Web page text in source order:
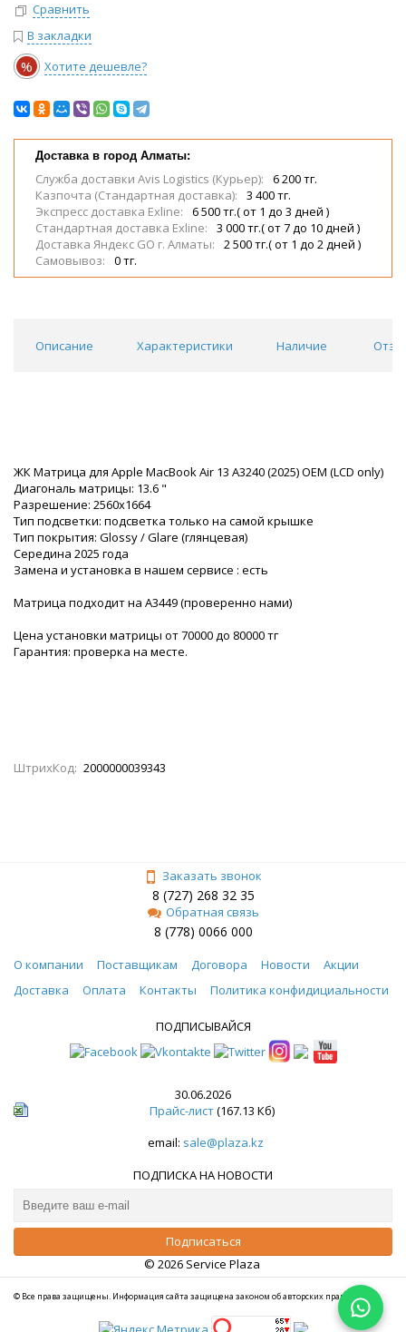
Сравнить
В закладки
% Хотите дешевле?
Доставка в город Алматы:
Служба доставки Avis Logistics (Курьер):
6 200 тг.
Казпочта (Стандартная доставка):
3 400 тг.
Экспресс доставка Exline:
6 500 тг.( от 1 до 3 дней )
Стандартная доставка Exline:
3 000 тг.( от 7 до 10 дней )
Доставка Яндекс GO г. Алматы:
2 500 тг.( от 1 до 2 дней )
Самовывоз:
0 тг.
Описание Характеристики Наличие
ЖК Матрица для Apple MacBook Air 13 A3240 (2025) OEM (LCD only)
Диагональ матрицы: 13.6 "
Разрешение: 2560х1664
Тип подсветки: подсветка только на самой крышке
Тип покрытия: Glossy / Glare (глянцевая)
Середина 2025 года
Замена и установка в нашем сервисе : есть
Матрица подходит на A3449 (проверенно нами)
Цена установки матрицы от 70000 до 80000 тг
Гарантия: проверка на месте.
ШтрихКод: 2000000039343
Заказать звонок
8 (727) 268 32 35
Обратная связь
8 (778) 0066 000
О компании Поставщикам Договора Новости
Акции
Доставка
Оплата Контакты Политика конфидициальности
ПОДПИСЫВАЙСЯ
30.06.2026
Прайс-лист(167.13 Кб)
email: sale@plaza.kz
ПОДПИСКА НА НОВОСТИ
© 2026 Service Plaza
© Все права защищены. Информация сайта защищена законом об авторских правах.